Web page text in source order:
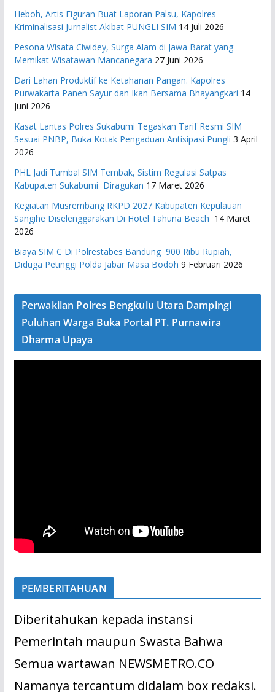
Heboh, Artis Figuran Buat Laporan Palsu, Kapolres
Kriminalisasi Jurnalist Akibat PUNGLI SIM 14 Juli 2026
Pesona Wisata Ciwidey, Surga Alam di Jawa Barat yang
Memikat Wisatawan Mancanegara 27 Juni 2026
Dari Lahan Produktif ke Ketahanan Pangan. Kapolres
Purwakarta Panen Sayur dan Ikan Bersama Bhayangkari 14
Juni 2026
Kasat Lantas Polres Sukabumi Tegaskan Tarif Resmi SIM
Sesuai PNBP, Buka Kotak Pengaduan Antisipasi Pungli 3 April
2026
PHL Jadi Tumbal SIM Tembak, Sistim Regulasi Satpas
Kabupaten Sukabumi Diragukan 17 Maret 2026
Kegiatan Musrembang RKPD 2027 ​Kabupaten Kepulauan
Sangihe Diselenggarakan Di Hotel Tahuna Beach 14 Maret
2026
Biaya SIM C Di Polrestabes Bandung 900 Ribu Rupiah,
Diduga Petinggi Polda Jabar Masa Bodoh 9 Februari 2026
Perwakilan Polres Bengkulu Utara Dampingi
Puluhan Warga Buka Portal PT. Purnawira
Dharma Upaya
PEMBERITAHUAN
Diberitahukan kepada instansi
Pemerintah maupun Swasta Bahwa
Semua wartawan NEWSMETRO.CO
Namanya tercantum didalam box redaksi.